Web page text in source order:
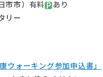
市市）有料
あり
リー
ウォーキング参加申込書」